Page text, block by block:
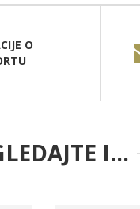
O
I...